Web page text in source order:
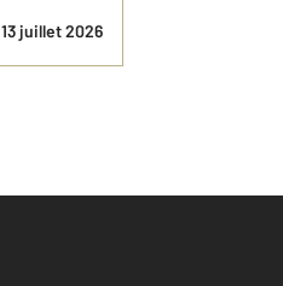
13 juillet 2026